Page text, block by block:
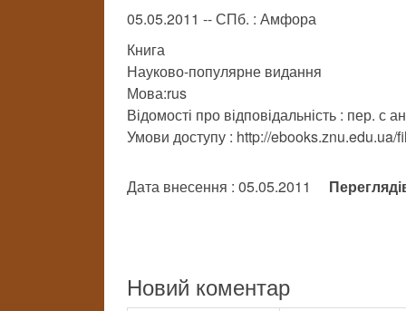
05.05.2011 -- СПб. : Амфора
Книга
Науково-популярне видання
Мова:rus
Відомості про відповідальність : пер. с
Умови доступу : http://
Дата внесення : 05.05.2011
Новий коментар